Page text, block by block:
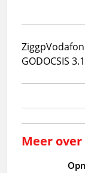
Ziggp
GODOCSIS 3.1
Meer